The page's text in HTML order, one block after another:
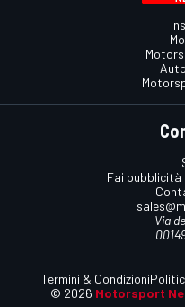
Fai
Via
© 2026 Motorsport
Termini & Condizioni